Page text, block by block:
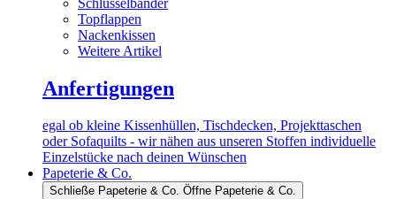
Topflappen
Nackenkissen
Weitere Artikel
Anfertigungen
egal ob kleine Kissenhüllen, Tischdecken, Projekttaschen
oder Sofaquilts - wir nähen aus unseren Stoffen individuelle
Einzelstücke nach deinen Wünschen
Papeterie & Co.
Schließe Papeterie & Co. Öffne Papeterie & Co.